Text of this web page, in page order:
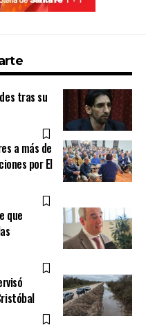
tras su
a más de
por El
que